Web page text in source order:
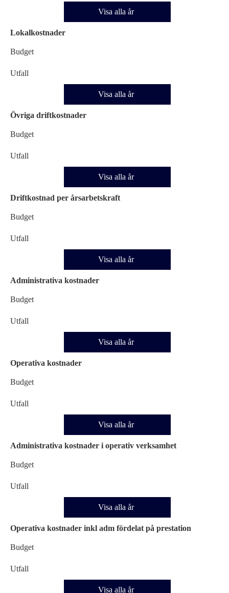
Visa alla år
Lokalkostnader
Budget
Utfall
Visa alla år
Övriga driftkostnader
Budget
Utfall
Visa alla år
Driftkostnad per årsarbetskraft
Budget
Utfall
Visa alla år
Administrativa kostnader
Budget
Utfall
Visa alla år
Operativa kostnader
Budget
Utfall
Visa alla år
Administrativa kostnader i operativ verksamhet
Budget
Utfall
Visa alla år
Operativa kostnader inkl adm fördelat på prestation
Budget
Utfall
Visa alla år